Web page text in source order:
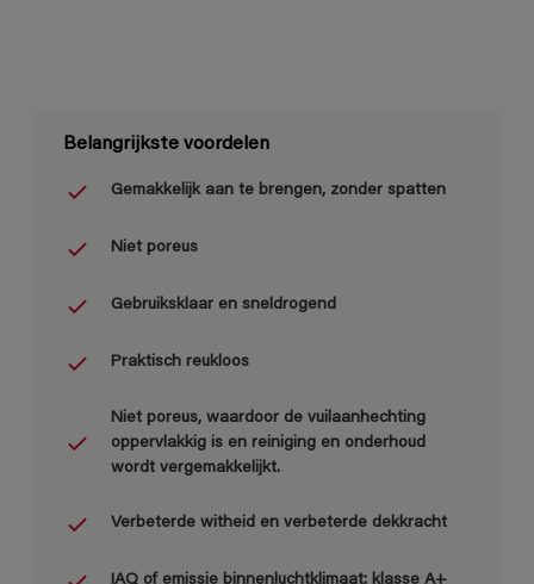
Belangrijkste voordelen
Gemakkelijk aan te brengen, zonder spatten
Niet poreus
Gebruiksklaar en sneldrogend
Praktisch reukloos
Niet poreus, waardoor de vuilaanhechting
oppervlakkig is en reiniging en onderhoud
wordt vergemakkelijkt.
Verbeterde witheid en verbeterde dekkracht